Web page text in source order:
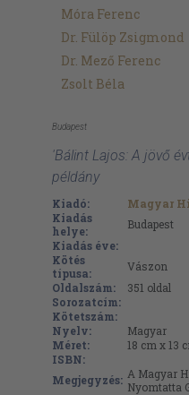
Móra Ferenc
Dr. Fülöp Zsigmond
Dr. Mező Ferenc
Zsolt Béla
Budapest
'Bálint Lajos: A jövő
példány
Kiadó:
Magyar
Kiadás
helye:
Budapest
Kiadás éve:
Kötés
típusa:
Vászon
Oldalszám:
351 oldal
Sorozatcím:
Kötetszám:
Nyelv:
Magyar
Méret:
18 cm x 13
ISBN:
Megjegyzés: A Magyar
Nyomtatta